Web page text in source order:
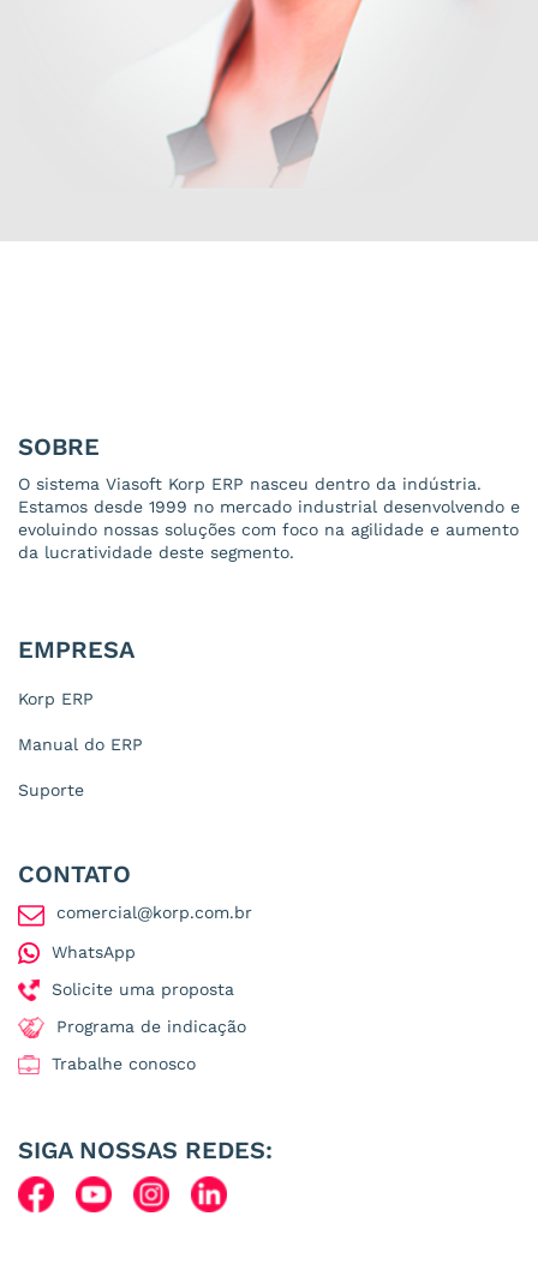
SOBRE
O sistema Viasoft Korp ERP nasceu dentro da indústria.
Estamos desde 1999 no mercado industrial desenvolvendo e
evoluindo nossas soluções com foco na agilidade e aumento
da lucratividade deste segmento.
EMPRESA
Korp ERP
Manual do ERP
Suporte
CONTATO
comercial@korp.com.br
WhatsApp
Solicite uma proposta
Programa de indicação
Trabalhe conosco
SIGA NOSSAS REDES: